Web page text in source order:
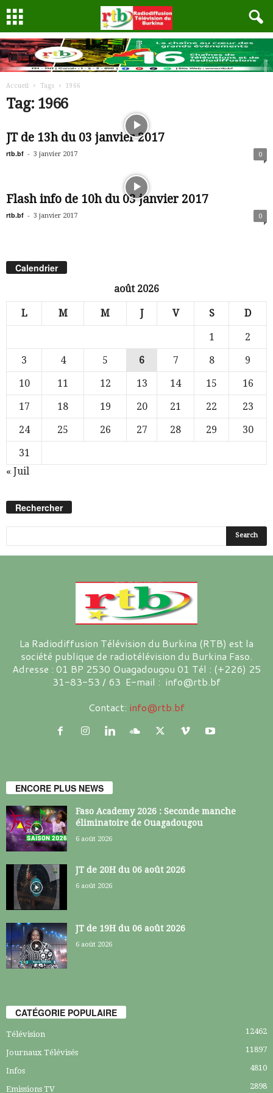
Accueil Tags 1966
Tag: 1966
JT de 13h du 03 janvier 2017
rtb.bf - 3 janvier 2017 0
Flash info de 10h du 03 janvier 2017
rtb.bf - 3 janvier 2017 0
Calendrier
août 2026
L M M J V S D
1
2
3
4 5 6 7 8
9
10
11 12 13 14 15
16
17
18 19 20 21 22
23
24
25 26 27 28 29
30
31
« Juil
Rechercher
La Radiodiffusion Télévision du Burkina (RTB) est la
société publique de radiotélévision du Burkina Faso.
Adresse : 01 BP 2530 Ouagadougou 01 Tél : (+226) 25
31-83-53 / 63 E-mail : info@rtb.bf
Contact: info@rtb.bf
ENCORE PLUS NEWS
Faso Academy 2026 : Seconde manche
éliminatoire de Ouagadougou
6 août 2026
JT de 20H du 06 août 2026
6 août 2026
JT de 19H du 06 août 2026
6 août 2026
CATÉGORIE POPULAIRE
Télévision 12462
Journaux Télévisés 11897
Infos 4810
Emissions TV 2898